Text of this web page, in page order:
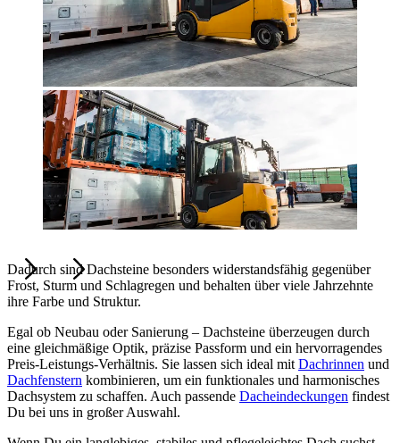
Dadurch sind Dachsteine besonders widerstandsfähig gegenüber
Frost, Sturm und Schlagregen und behalten über viele Jahrzehnte
ihre Farbe und Struktur.
Egal ob Neubau oder Sanierung – Dachsteine überzeugen durch
eine gleichmäßige Optik, präzise Passform und ein hervorragendes
Preis-Leistungs-Verhältnis. Sie lassen sich ideal mit Dachrinnen und
Dachfenstern kombinieren, um ein funktionales und harmonisches
Dachsystem zu schaffen. Auch passende Dacheindeckungen findest
Du bei uns in großer Auswahl.